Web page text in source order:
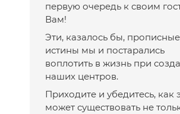
первую очередь к своим
Вам!
Эти, казалось бы, прописные
истины мы и постарались
воплотить в жизнь при
наших центров.
Приходите и убедитесь, как
может существовать не